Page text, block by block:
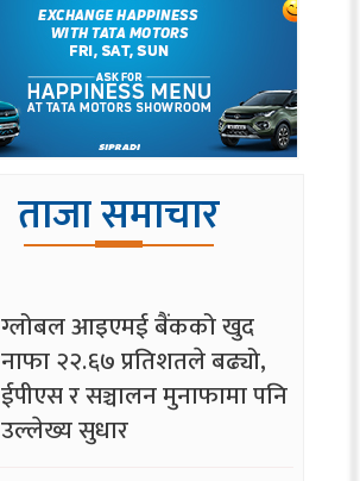
ताजा समाचार
ग्लोबल आइएमई बैंकको खुद
नाफा २२.६७ प्रतिशतले बढ्यो,
ईपीएस र सञ्चालन मुनाफामा पनि
उल्लेख्य सुधार